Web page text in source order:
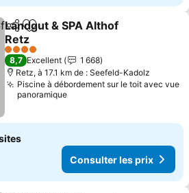
PartagerAjouter à mes favoris
Landgut & SPA Althof
Retz
4 Étoiles
8,7 Excellent
1 668
Retz, à 17.1 km de : Seefeld-Kadolz
Piscine à débordement sur le toit avec vue
panoramique
Consulter les prix